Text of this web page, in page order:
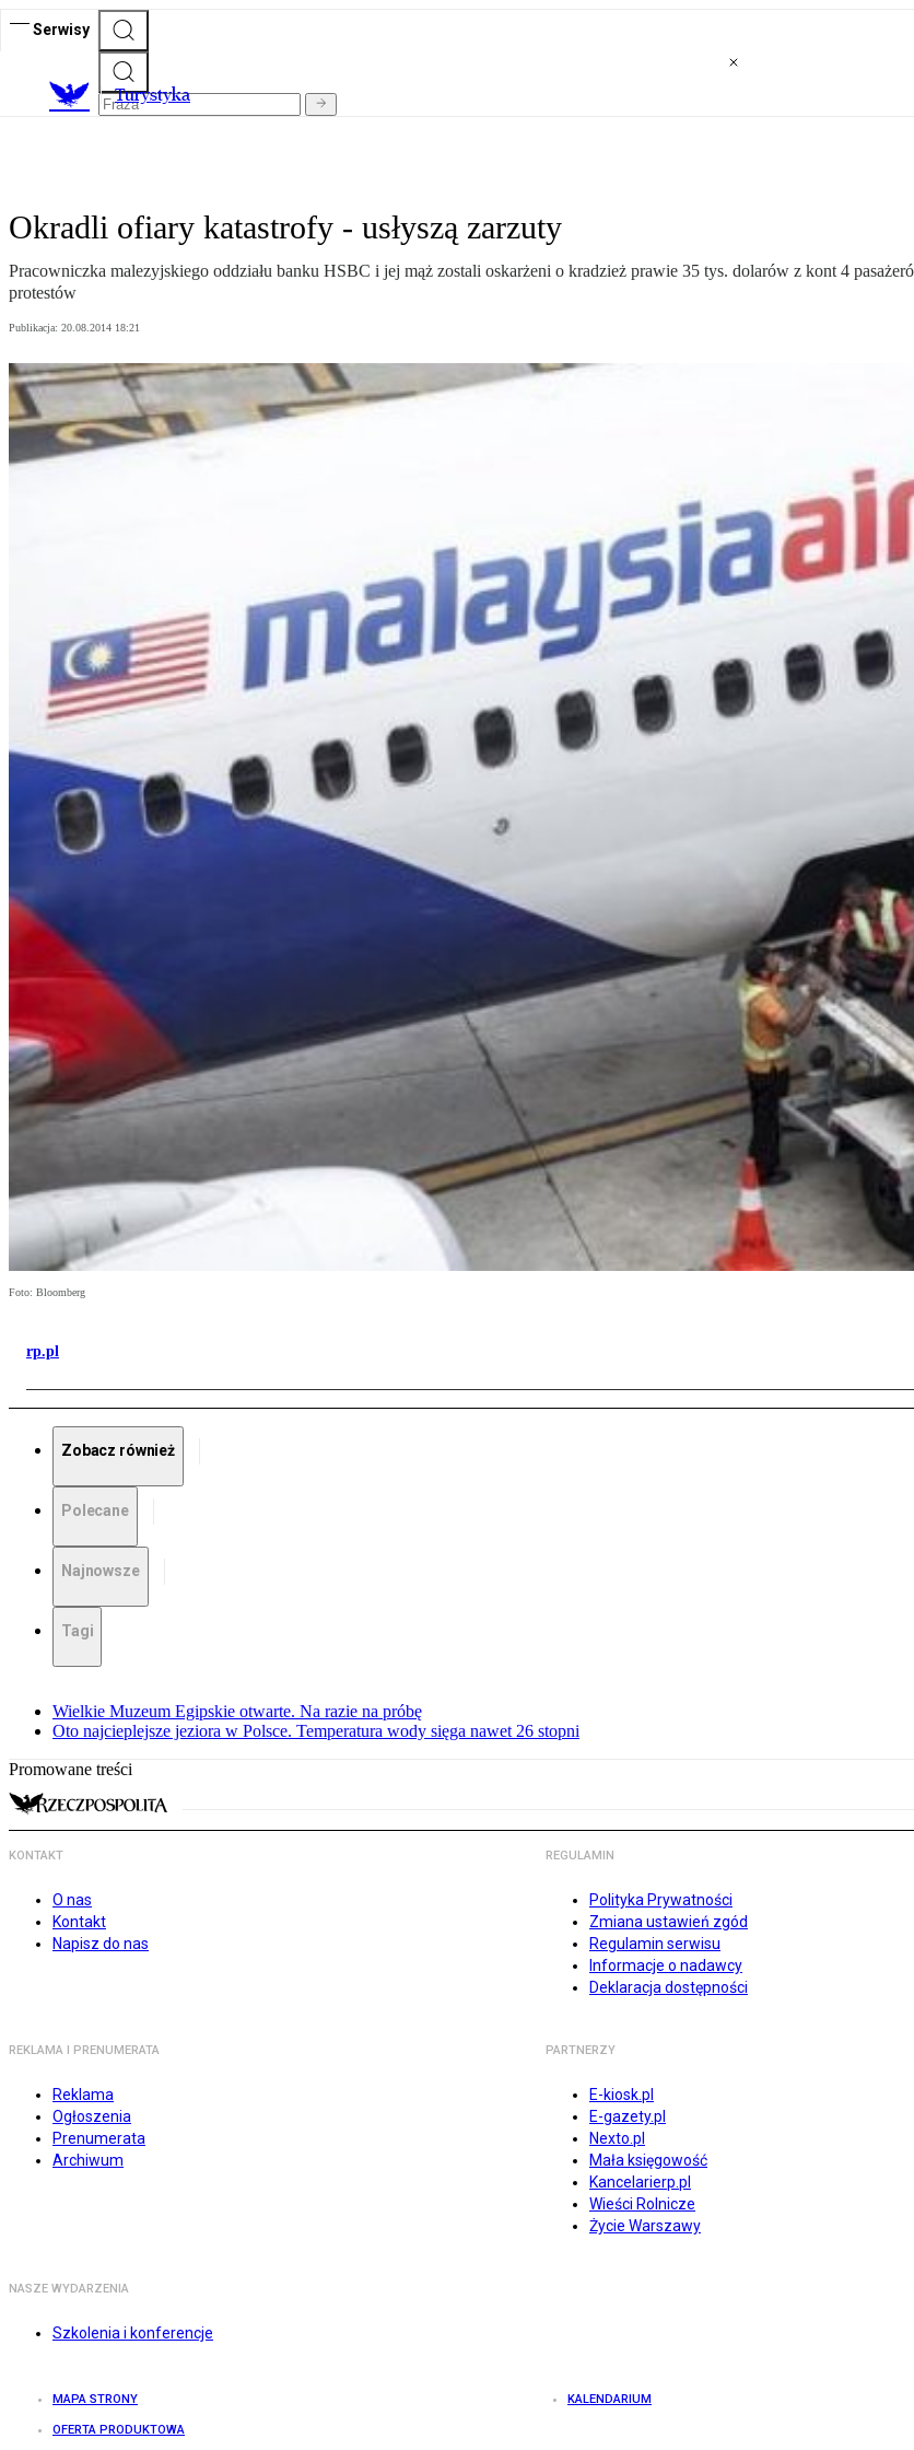
Serwisy
Turystyka
Okradli ofiary katastrofy - usłyszą zarzuty
Pracowniczka malezyjskiego oddziału banku HSBC i jej mąż zostali oskarżeni o kradzież prawie 35 tys. dolarów z kont 4
protestów
Publikacja: 20.08.2014 18:21
Foto: Bloomberg
rp.pl
Zobacz również
Polecane
Najnowsze
Tagi
Wielkie Muzeum Egipskie otwarte. Na razie na próbę
Oto najcieplejsze jeziora w Polsce. Temperatura wody sięga nawet 26 stopni
Promowane treści
KONTAKT
O nas
Kontakt
Napisz do nas
REGULAMIN
Polityka Prywatności
Zmiana ustawień zgód
Regulamin serwisu
Informacje o nadawcy
Deklaracja dostępności
REKLAMA I PRENUMERATA
Reklama
Ogłoszenia
Prenumerata
Archiwum
PARTNERZY
E-kiosk.pl
E-gazety.pl
Nexto.pl
Mała księgowość
Kancelarierp.pl
Wieści Rolnicze
Życie Warszawy
NASZE WYDARZENIA
Szkolenia i konferencje
MAPA STRONY KALENDARIUM
OFERTA PRODUKTOWA